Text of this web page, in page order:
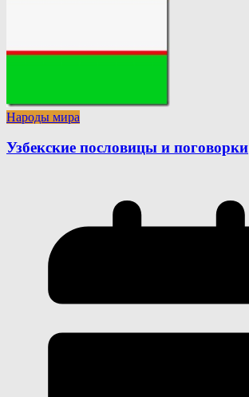
Народы мира
Узбекские пословицы и поговорки